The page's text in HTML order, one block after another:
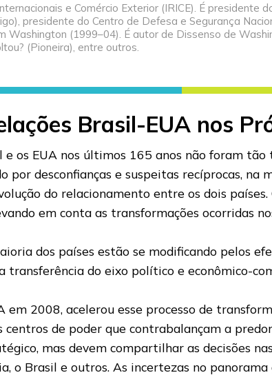
e Comércio Exterior (IRICE). É presidente
presidente do Centro de Defesa e Segurança
Washington (1999–04). É autor de Dissenso de
(Pioneira), entre outros.
Brasil-EUA nos
os EUA nos últimos 165 anos não foram
por desconfianças e suspeitas recíprocas, na
do relacionamento entre os dois
em conta as transformações ocorridas
dos países estão se modificando pelos
transferência do eixo político e econômico-
em 2008, acelerou esse processo de
de poder que contrabalançam a
mas devem compartilhar as decisões
o Brasil e outros. As incertezas no